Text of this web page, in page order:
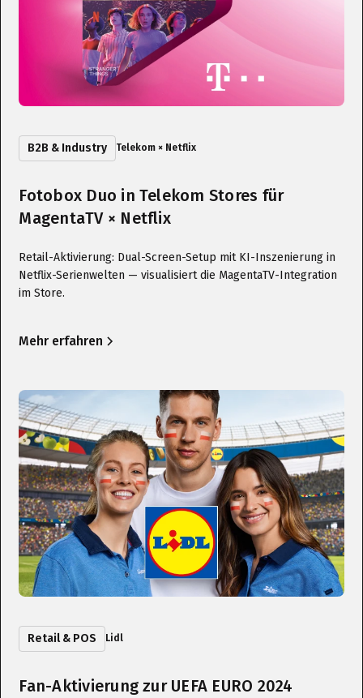
B2B & Industry Telekom × Netflix
Fotobox Duo in Telekom Stores für
MagentaTV × Netflix
Retail-Aktivierung: Dual-Screen-Setup mit KI-Inszenierung in
Netflix-Serienwelten — visualisiert die MagentaTV-Integration
im Store.
Mehr erfahren
Retail & POS Lidl
Fan-Aktivierung zur UEFA EURO 2024